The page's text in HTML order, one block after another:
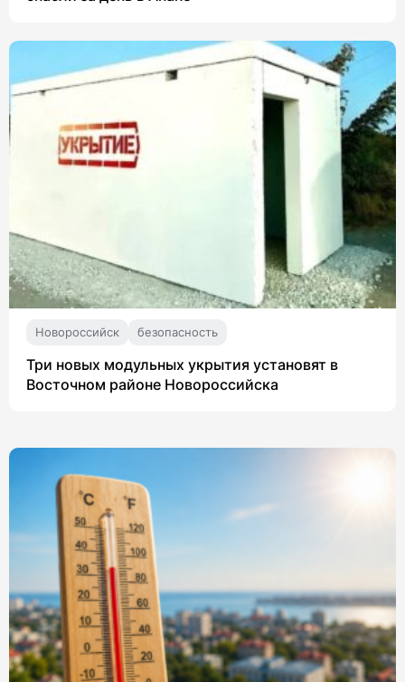
Новороссийск безопасность
Три новых модульных укрытия установят в
Восточном районе Новороссийска